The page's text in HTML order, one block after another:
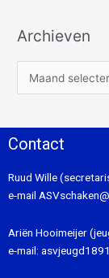
Archieven
Contact
Ruud Wille
e-mail
Ariën Hooimeijer
e-mail: